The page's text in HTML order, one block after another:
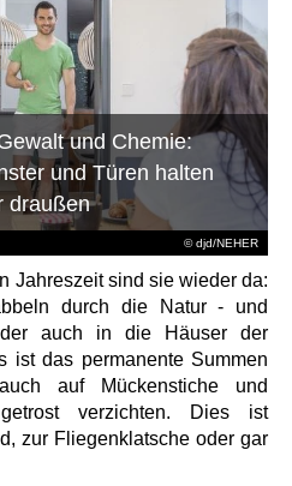
© djd/NEHER
und Chemie:
und Türen halten
draußen
Jahreszeit sind sie wieder da:
durch die Natur - und
auch in die Häuser der
ist das permanente Summen
auf Mückenstiche und
verzichten. Dies ist
zur Fliegenklatsche oder gar